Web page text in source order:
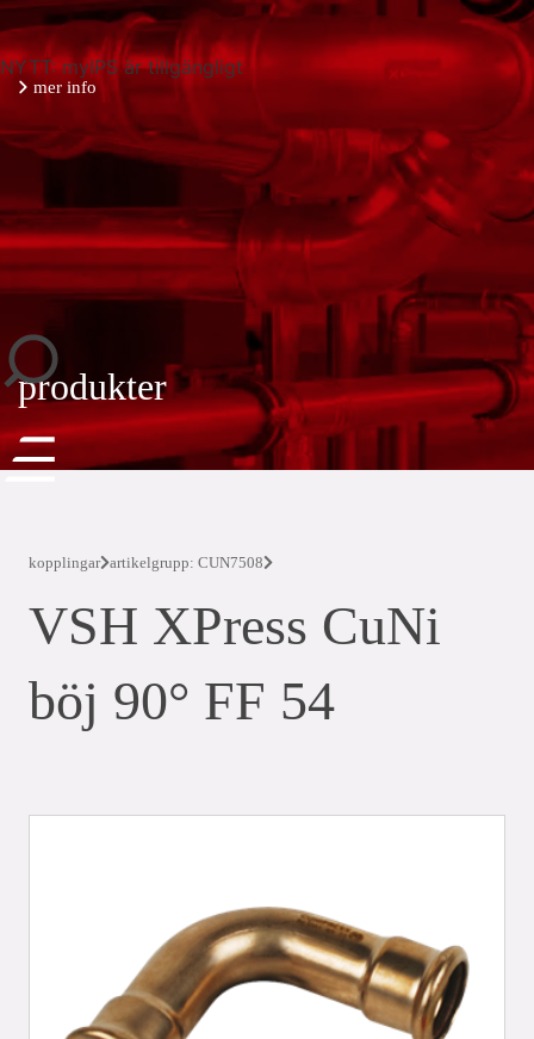
NYTT: myIPS är tillgängligt
mer info
stäng
produkter
kopplingar artikelgrupp: CUN7508
VSH XPress CuNi
böj 90° FF 54